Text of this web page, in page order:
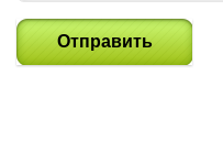
Отправить